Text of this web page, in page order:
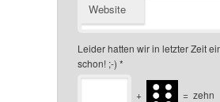
Website
Leider hatten wir in letzter Zeit
schon! ;-) *
+ = zehn